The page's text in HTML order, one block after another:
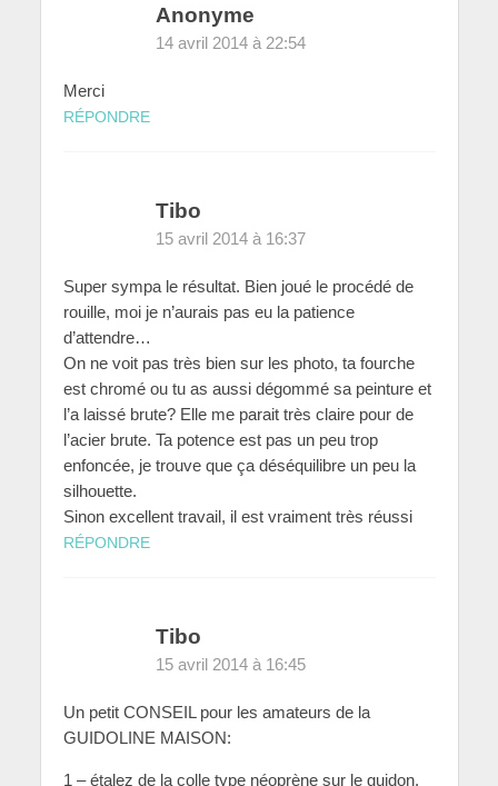
Anonyme
14 avril 2014 à 22:54
Merci
RÉPONDRE
Tibo
15 avril 2014 à 16:37
Super sympa le résultat. Bien joué le procédé de
rouille, moi je n’aurais pas eu la patience
d’attendre…
On ne voit pas très bien sur les photo, ta fourche
est chromé ou tu as aussi dégommé sa peinture et
l’a laissé brute? Elle me parait très claire pour de
l’acier brute. Ta potence est pas un peu trop
enfoncée, je trouve que ça déséquilibre un peu la
silhouette.
Sinon excellent travail, il est vraiment très réussi
RÉPONDRE
Tibo
15 avril 2014 à 16:45
Un petit CONSEIL pour les amateurs de la
GUIDOLINE MAISON:
1 – étalez de la colle type néoprène sur le guidon,